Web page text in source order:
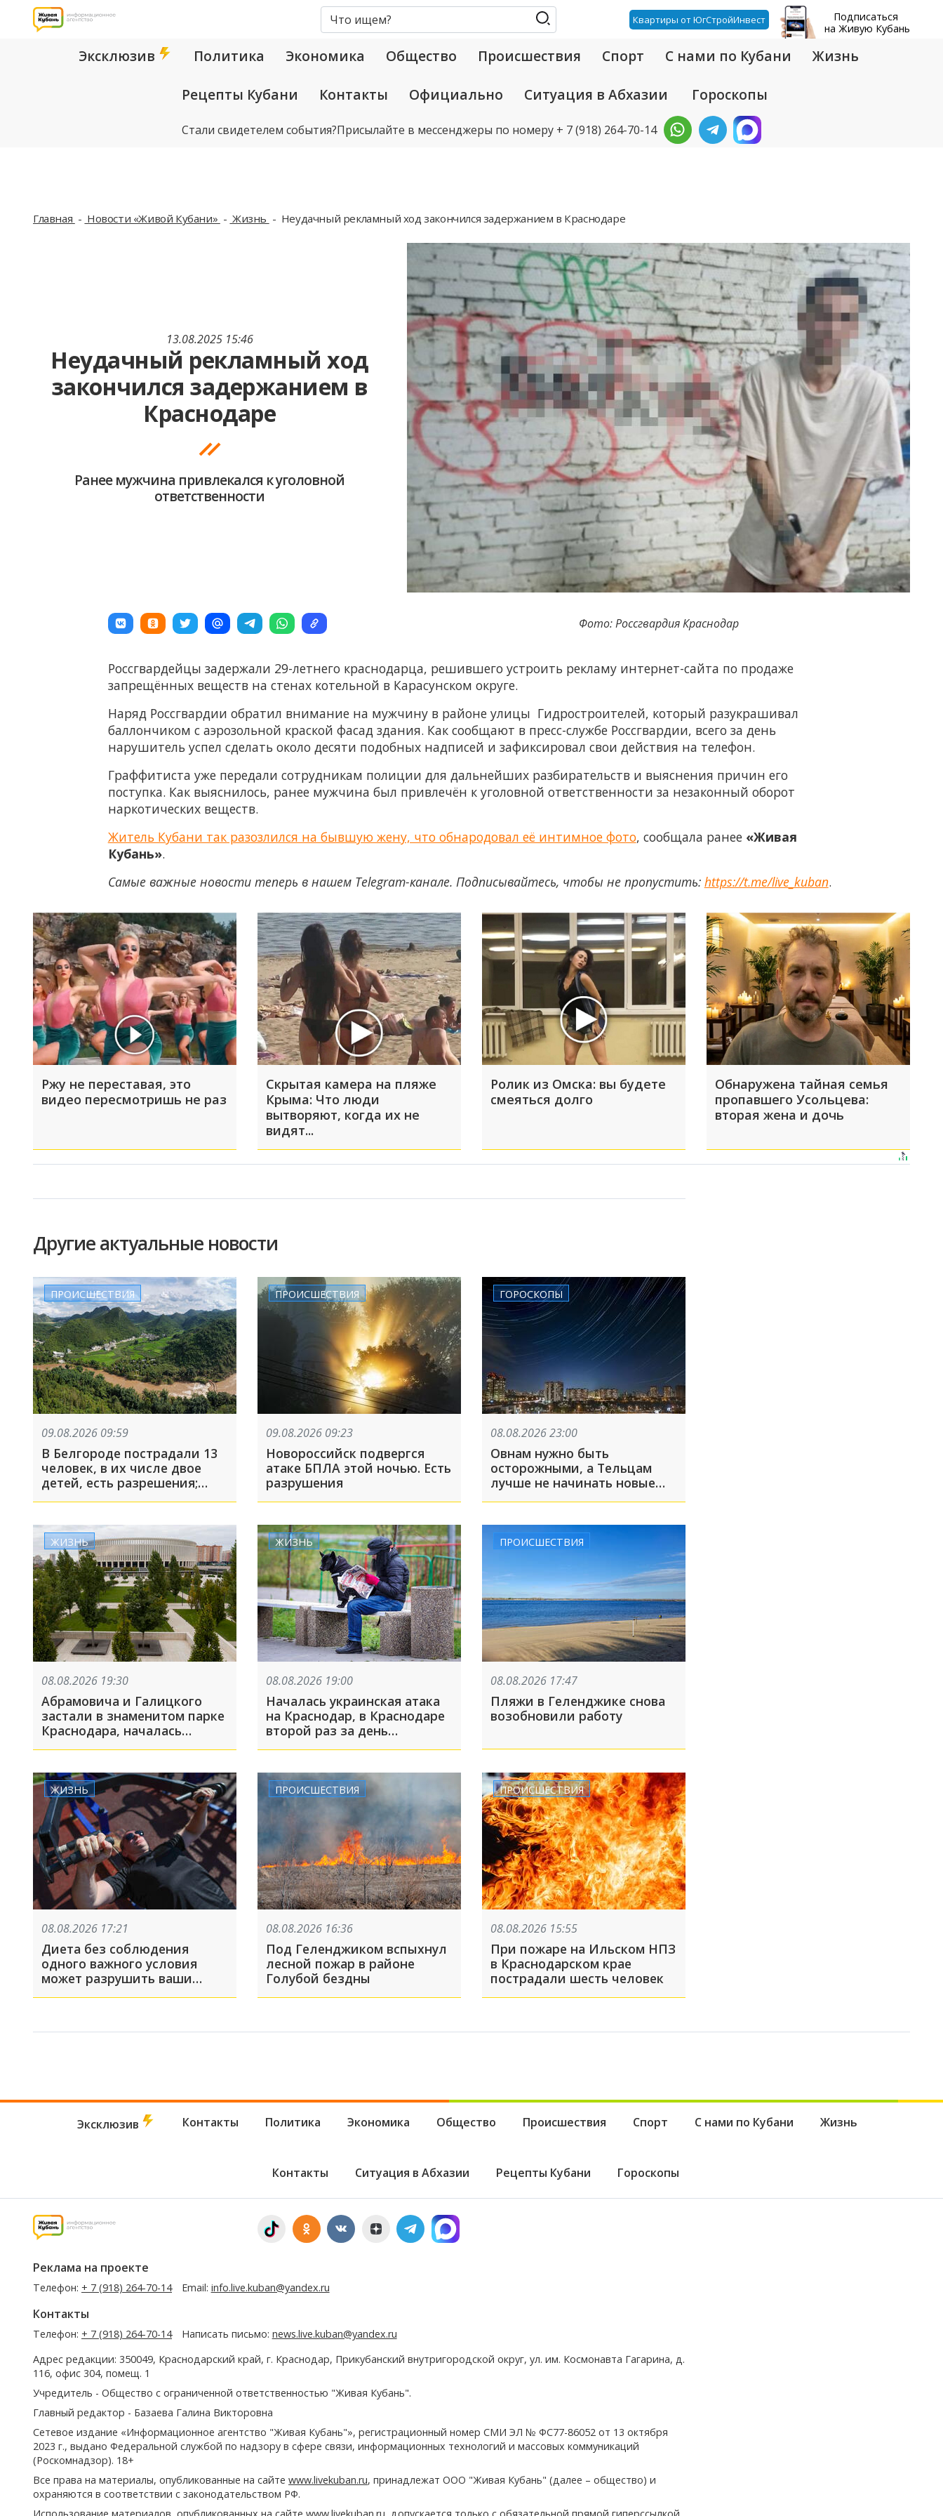
Квартиры от ЮгСтройИнвест
Подписаться
на Живую Кубань
Эксклюзив Политика Экономика Общество Происшествия Спорт С нами по Кубани Жизнь
Рецепты Кубани Контакты Официально Ситуация в Абхазии Гороскопы
Стали свидетелем события?Присылайте в мессенджеры по номеру + 7 (918) 264-70-14
Главная Новости «Живой Кубани» Жизнь Неудачный рекламный ход закончился задержанием в Краснодаре
13.08.2025 15:46
Неудачный рекламный ход
закончился задержанием в
Краснодаре
Ранее мужчина привлекался к уголовной
ответственности
Фото: Россгвардия Краснодар
Россгвардейцы задержали 29-летнего краснодарца, решившего устроить рекламу интернет-сайта по продаже
запрещённых веществ на стенах котельной в Карасунском округе.
Наряд Россгвардии обратил внимание на мужчину в районе улицы Гидростроителей, который разукрашивал
баллончиком с аэрозольной краской фасад здания. Как сообщают в пресс-службе Россгвардии, всего за день
нарушитель успел сделать около десяти подобных надписей и зафиксировал свои действия на телефон.
Граффитиста уже передали сотрудникам полиции для дальнейших разбирательств и выяснения причин его
поступка. Как выяснилось, ранее мужчина был привлечён к уголовной ответственности за незаконный оборот
наркотических веществ.
Житель Кубани так разозлился на бывшую жену, что обнародовал её интимное фото, сообщала ранее «Живая
Кубань».
Самые важные новости теперь в нашем Telegram-канале. Подписывайтесь, чтобы не пропустить: https://t.me/live_kuban.
Ржу не переставая, это
видео пересмотришь не раз
Скрытая камера на пляже
Крыма: Что люди
вытворяют, когда их не
видят...
Ролик из Омска: вы будете
смеяться долго
Обнаружена тайная семья
пропавшего Усольцева:
вторая жена и дочь
Другие актуальные новости
ПРОИСШЕСТВИЯ
09.08.2026 09:59
В Белгороде пострадали 13
человек, в их числе двое
детей, есть разрешения;
Турция может дать Украине
произошло, пока вы спали
ПРОИСШЕСТВИЯ
09.08.2026 09:23
Новороссийск подвергся
атаке БПЛА этой ночью. Есть
разрушения
ГОРОСКОПЫ
08.08.2026 23:00
Овнам нужно быть
осторожными, а Тельцам
лучше не начинать новые
дела
ЖИЗНЬ
08.08.2026 19:30
Абрамовича и Галицкого
застали в знаменитом парке
Краснодара, началась
украинская атака на
неделю
ЖИЗНЬ
08.08.2026 19:00
Началась украинская атака
на Краснодар, в Краснодаре
второй раз за день
включили сирены из-за
ПРОИСШЕСТВИЯ
08.08.2026 17:47
Пляжи в Геленджике снова
возобновили работу
ЖИЗНЬ
08.08.2026 17:21
Диета без соблюдения
одного важного условия
может разрушить ваши
мышцы. Как сохранить
ПРОИСШЕСТВИЯ
08.08.2026 16:36
Под Геленджиком вспыхнул
лесной пожар в районе
Голубой бездны
ПРОИСШЕСТВИЯ
08.08.2026 15:55
При пожаре на Ильском НПЗ
в Краснодарском крае
пострадали шесть человек
Эксклюзив Контакты Политика Экономика Общество Происшествия Спорт С нами по Кубани Жизнь
Контакты Ситуация в Абхазии Рецепты Кубани Гороскопы
Реклама на проекте
Телефон: + 7 (918) 264-70-14 Email: info.live.kuban@yandex.ru
Контакты
Телефон: + 7 (918) 264-70-14 Написать письмо: news.live.kuban@yandex.ru
Адрес редакции: 350049, Краснодарский край, г. Краснодар, Прикубанский внутригородской округ, ул. им. Космонавта Гагарина, д.
116, офис 304, помещ. 1
Учредитель - Общество с ограниченной ответственностью "Живая Кубань".
Главный редактор - Базаева Галина Викторовна
Сетевое издание «Информационное агентство "Живая Кубань"», регистрационный номер СМИ ЭЛ № ФС77-86052 от 13 октября
2023 г., выдано Федеральной службой по надзору в сфере связи, информационных технологий и массовых коммуникаций
(Роскомнадзор). 18+
Все права на материалы, опубликованные на сайте www.livekuban.ru, принадлежат ООО "Живая Кубань" (далее – общество) и
охраняются в соответствии с законодательством РФ.